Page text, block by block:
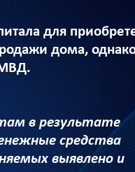
для
дома,
МВД.
в результате
средства
выявлено и